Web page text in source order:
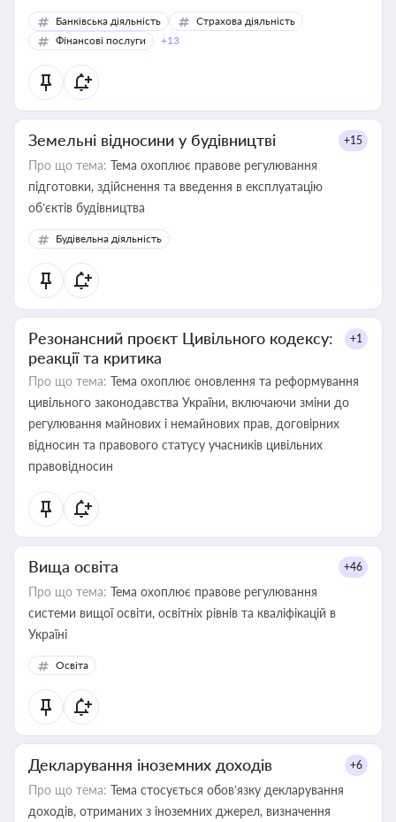
Банківська діяльність
Страхова діяльність
Фінансові послуги
+13
Земельні відносини у будівництві +15
Про що тема: Тема охоплює правове регулювання
підготовки, здійснення та введення в експлуатацію
об’єктів будівництва
Будівельна діяльність
Резонансний проєкт Цивільного кодексу:
реакції та критика
+1
Про що тема: Тема охоплює оновлення та реформування
цивільного законодавства України, включаючи зміни до
регулювання майнових і немайнових прав, договірних
відносин та правового статусу учасників цивільних
правовідносин
Вища освіта +46
Про що тема: Тема охоплює правове регулювання
системи вищої освіти, освітніх рівнів та кваліфікацій в
Україні
Освіта
Декларування іноземних доходів +6
Про що тема: Тема стосується обов’язку декларування
доходів, отриманих з іноземних джерел, визначення